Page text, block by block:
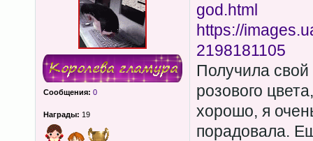
Сообщения: 0
Награды: 19
god.html
https://
2198181105
Получила свой
розового
хорошо, я
порадовала.